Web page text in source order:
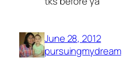
June 28, 2012
pursuingmydream